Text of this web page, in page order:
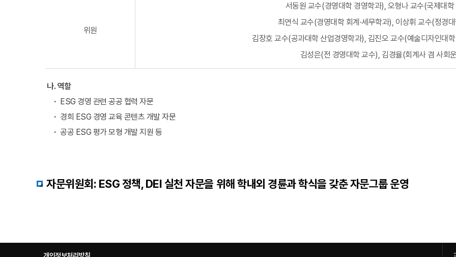
위원
서동원 교수(경영대학 경영학과), 오형나 교수(국제대학
최연식 교수(경영대학 회계·세무학과), 이상휘 교수(정경대
김장호 교수(공과대학 산업경영학과), 김진오 교수(예술디자인대
김성은(전 경영대학 교수), 김경율(회계사 겸 사회
나. 역할
ESG 경영 관련 공공 협력 자문
경희 ESG 경영 교육 콘텐츠 개발 자문
공공 ESG 평가 모형 개발 지원 등
자문위원회: ESG 정책, DEI 실천 자문을 위해 학내외 경륜과 학식을 갖춘 자문그룹 운영